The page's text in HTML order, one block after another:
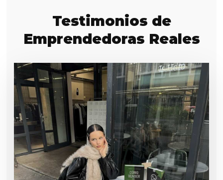
Testimonios de
Emprendedoras Reales